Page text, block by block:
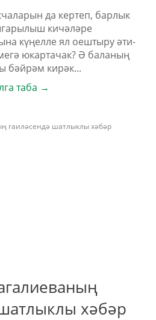
да кертеп, барлык
кичәләре
күңелле ял оештыру әти-
юкартачак? Ә баланың
бәйрәм кирәк...
таба →
хәбәр